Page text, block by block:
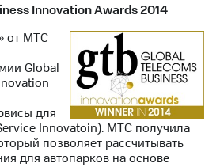
Innovation Awards 2014
от МТС
Global
для
Innovatoin). МТС получила
позволяет рассчитывать
для автопарков на основе